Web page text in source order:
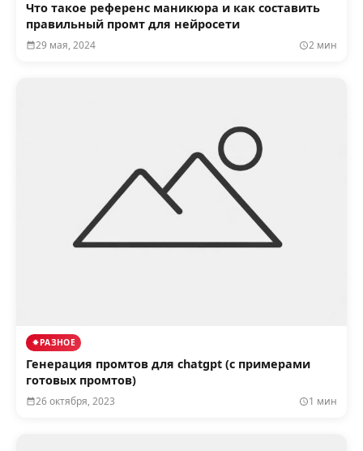
Что такое референс маникюра и как составить
правильный промт для нейросети
29 мая, 2024 2 мин
РАЗНОЕ
Генерация промтов для chatgpt (с примерами
готовых промтов)
26 октября, 2023 1 мин